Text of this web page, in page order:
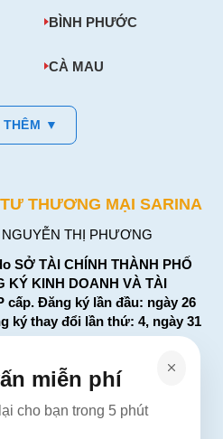
BÌNH PHƯỚC
CÀ MAU
THÊM ▼
THƯƠNG MẠI SARINA
THỊ PHƯƠNG
SỞ TÀI CHÍNH THÀNH PHỐ
KÝ KINH DOANH VÀ TÀI
cấp. Đăng ký lần đầu: ngày 26
ký thay đổi lần thứ: 4, ngày 31
Hà Nội
12, Quận 10, TP. Hồ Chí
miễn phí
cho bạn trong 5 phút